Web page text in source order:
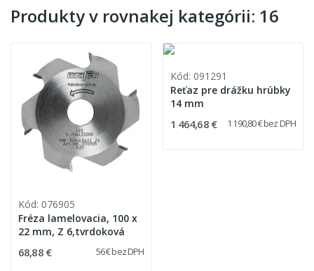
Produkty v rovnakej kategórii: 16
Kód: 076905
Fréza lamelovacia, 100 x
22 mm, Z 6,tvrdoková
68,88 € 56 € bez DPH
Kód: 091291
Reťaz pre drážku hrúbky
14 mm
1 464,68 € 1 190,80 € bez DPH